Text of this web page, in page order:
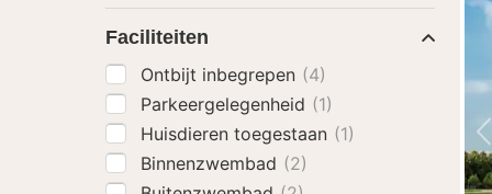
Faciliteiten
Ontbijt inbegrepen (4)
Parkeergelegenheid (1)
Huisdieren toegestaan (1)
Binnenzwembad (2)